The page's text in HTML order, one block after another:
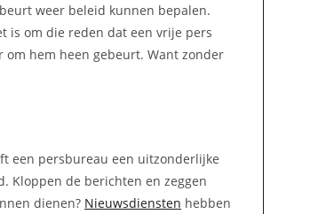
weer beleid kunnen bepalen.
is om die reden dat een vrije pers
hem heen gebeurt. Want zonder
een persbureau een uitzonderlijke
Kloppen de berichten en zeggen
dienen? Nieuwsdiensten hebben